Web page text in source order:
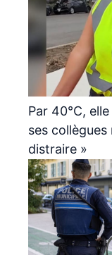
Par 40°C,
ses collègues
distraire »